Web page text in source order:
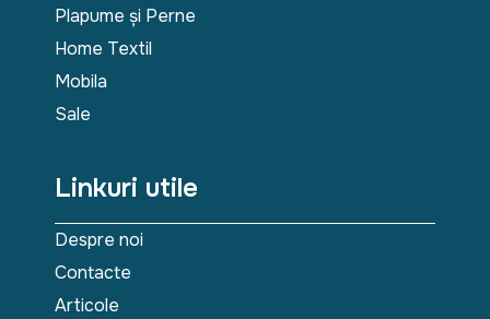
Plapume și Perne
Home Textil
Mobila
Sale
Linkuri utile
Despre noi
Contacte
Articole